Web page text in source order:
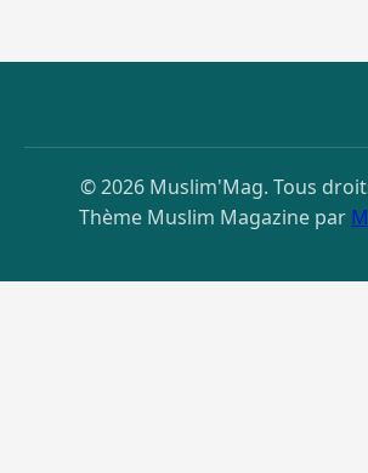
© 2026 Muslim'Mag. Tous
Thème Muslim Magazine par